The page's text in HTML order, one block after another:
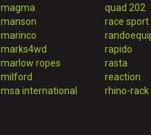
magma
manson
marinco
marks4wd
marlow ropes
milford
msa international
quad 202
race sport
rapido
rasta
reaction
rhino-rack